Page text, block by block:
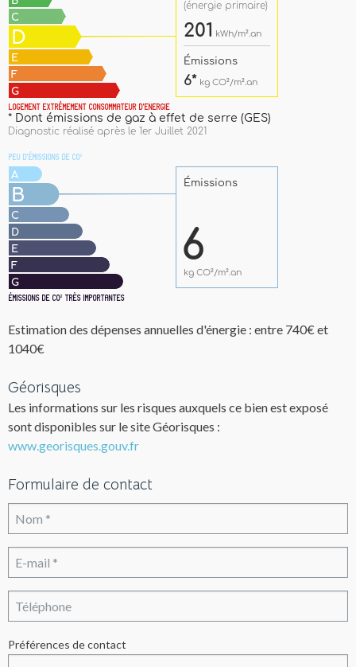
Estimation des dépenses annuelles d'énergie : entre 740€ et
1040€
Géorisques
Les informations sur les risques auxquels ce bien est exposé
sont disponibles sur le site Géorisques :
www.georisques.gouv.fr
Formulaire de contact
Préférences de contact